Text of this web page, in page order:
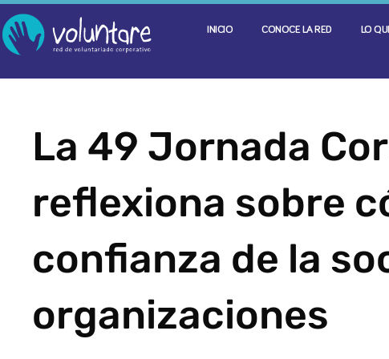
INICIO CONOCE LA RED LO
La 49 Jornada
reflexiona sobre
confianza de la
organizaciones